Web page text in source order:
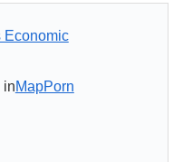
Economic
inMapPorn